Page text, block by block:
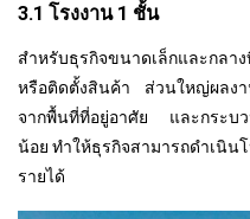
3.1 โรงงาน 1 ชั้น
สำหรับธุรกิจขนาดเล็กและกลา
หรือติดตั้งสินค้า ส่วนใหญ่ผลงา
จากพื้นที่ที่อยู่อาศัย และกระบว
น้อย ทำให้ธุรกิจสามารถดำเนิน
รายได้